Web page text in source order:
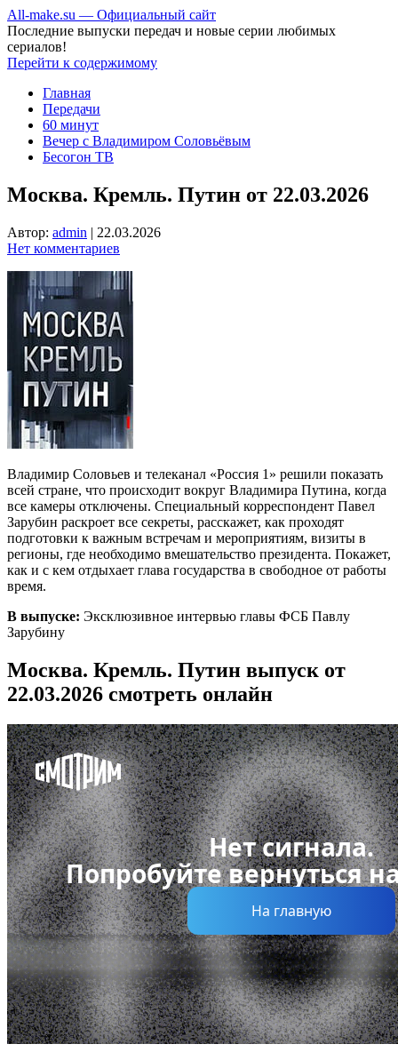
All-make.su — Официальный сайт
Последние выпуски передач и новые серии любимых
сериалов!
Перейти к содержимому
Главная
Передачи
60 минут
Вечер с Владимиром Соловьёвым
Бесогон ТВ
Москва. Кремль. Путин от 22.03.2026
Автор: admin | 22.03.2026
Нет комментариев
Владимир Соловьев и телеканал «Россия 1» решили показать
всей стране, что происходит вокруг Владимира Путина, когда
все камеры отключены. Специальный корреспондент Павел
Зарубин раскроет все секреты, расскажет, как проходят
подготовки к важным встречам и мероприятиям, визиты в
регионы, где необходимо вмешательство президента. Покажет,
как и с кем отдыхает глава государства в свободное от работы
время.
В выпуске: Эксклюзивное интервью главы ФСБ Павлу
Зарубину
Москва. Кремль. Путин выпуск от
22.03.2026 смотреть онлайн